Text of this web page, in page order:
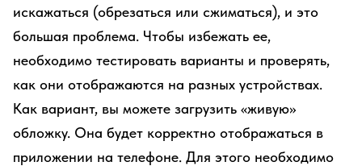
искажаться (обрезаться или сжиматься), и это
большая проблема. Чтобы избежать ее,
необходимо тестировать варианты и проверять,
как они отображаются на разных устройствах.
Как вариант, вы можете загрузить «живую»
обложку. Она будет корректно отображаться в
приложении на телефоне. Для этого необходимо